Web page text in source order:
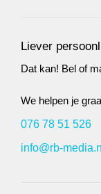
Liever
Dat kan! Bel of
We helpen je
076 78 51 526
info@rb-media.nl